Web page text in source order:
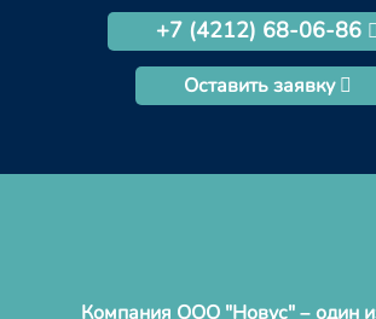
+7 (4212) 68-06-86
Оставить заявку
Компания ООО "Новус" – один